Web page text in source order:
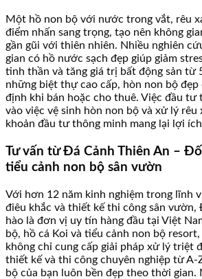
Một hồ non bộ với nước trong vắt, rêu
điểm nhấn sang trọng, tạo nên không
gần gũi với thiên nhiên. Nhiều nghiên
gian có hồ nước sạch đẹp giúp giảm
tinh thần và tăng giá trị bất động sản từ
những biệt thự cao cấp, hòn non bộ
định khi bán hoặc cho thuê. Việc đầu tư
vào việc vệ sinh hòn non bộ và xử lý rêu
khoản đầu tư thông minh mang lại lợi
Tư vấn từ Đá Cảnh Thiên An –
tiểu cảnh non bộ sân vườn
Với hơn 12 năm kinh nghiệm trong lĩnh
điêu khắc và thiết kế thi công sân vườn,
hào là đơn vị uy tín hàng đầu tại Việt
bộ, hồ cá Koi và tiểu cảnh non bộ
không chỉ cung cấp giải pháp xử lý triệt
thiết kế và thi công chuyên nghiệp từ A-
bộ của bạn luôn bền đẹp theo thời gian.